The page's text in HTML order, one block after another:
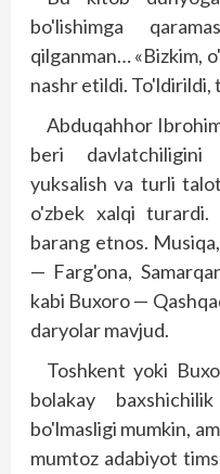
bo'lishimga
qilganman… «Bizkim,
nashr etildi. To'ldirildi,
Abduqahhor
beri
yuksalish va turli
o'zbek xalqi turardi.
barang etnos.
— Farg'ona,
kabi Buxoro —
daryo­lar mavjud.
Toshkent yoki
bolakay
bo'lmasligi mumkin,
mumtoz adabiyot